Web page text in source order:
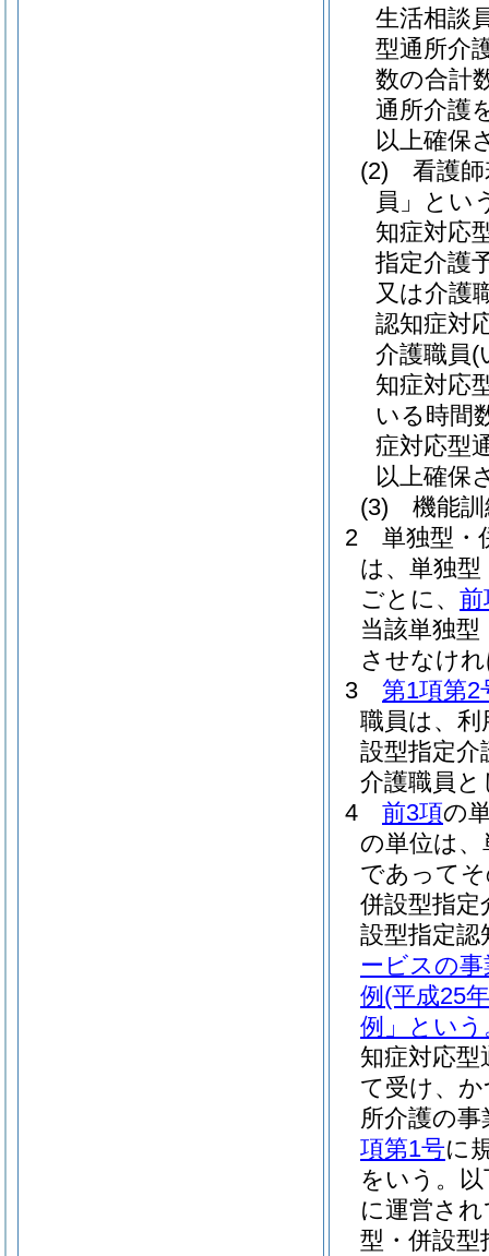
生活相談
型通所介
数の合計
通所介護
以上確保
(2)
看護
員」とい
知症対応
指定介護
又は介護
認知症対
介護職員(
知症対応
いる時間
症対応型
以上確保
(3)
機能
2
単独型・
は、単独型
ごとに、 前
当該単独
させなけ
3
第1項第2
職員は、
設型指定介
介護職員
4
前3項の
の単位は、
であって
併設型指定
設型指定認
ービスの
例 (平成25
例」という
知症対応
て受け、
所介護の
項第1号に
をいう。
に運営さ
型・併設型